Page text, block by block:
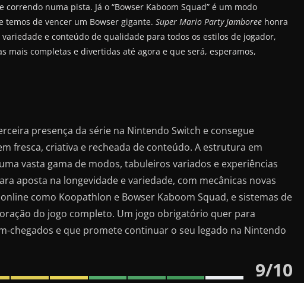
numa pista. Já o “Bowser Kaboom Squad” é um modo
de vencer um Bowser gigante. Super Mario Party Jamboree honra
e conteúdo de qualidade para todos os estilos de jogador,
mais completas e divertidas até agora e que será, esperamos,
presença da série na Nintendo Switch e consegue
fresca, criativa e recheada de conteúdo. A estrutura em
vasta gama de modos, tabuleiros variados e experiências
aposta na longevidade e variedade, com mecânicas novas
como Koopathlon e Bowser Kaboom Squad, e sistemas de
do jogo completo. Um jogo obrigatório quer para
chegados e que promete continuar o seu legado na Nintendo
9/10